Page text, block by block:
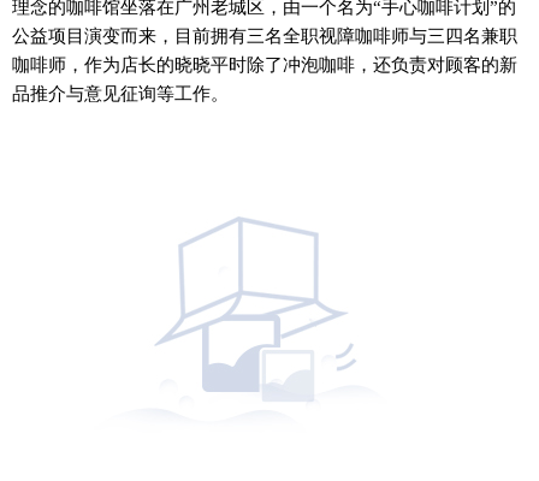
理念的咖啡馆坐落在广州老城区，由一个名为“手心咖啡计划”的
公益项目演变而来，目前拥有三名全职视障咖啡师与三四名兼职
咖啡师，作为店长的晓晓平时除了冲泡咖啡，还负责对顾客的新
品推介与意见征询等工作。